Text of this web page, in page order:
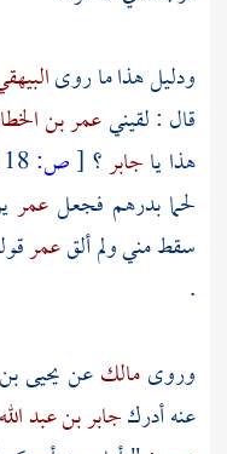
ودليل هذا ما روى
قال : لقينيعمر بن
هذا ياجابر؟ [ص:
لحما بدرهم فجعلعمر
سقط مني ولم ألقعمر
.
وروىمالكعنيحيى
عنه أدركجابر بن عبد الله